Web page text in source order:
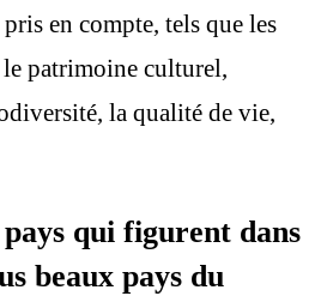
en compte, tels que les
le patrimoine culturel,
la qualité de vie,
pays qui figurent dans
beaux pays du